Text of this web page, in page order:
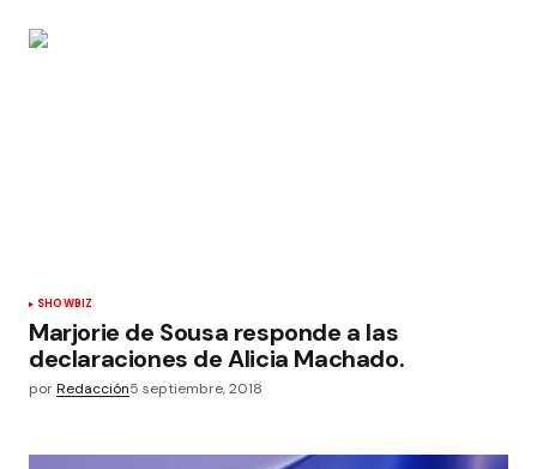
SHOWBIZ
Marjorie de Sousa responde a las
declaraciones de Alicia Machado.
porRedacción5 septiembre, 2018